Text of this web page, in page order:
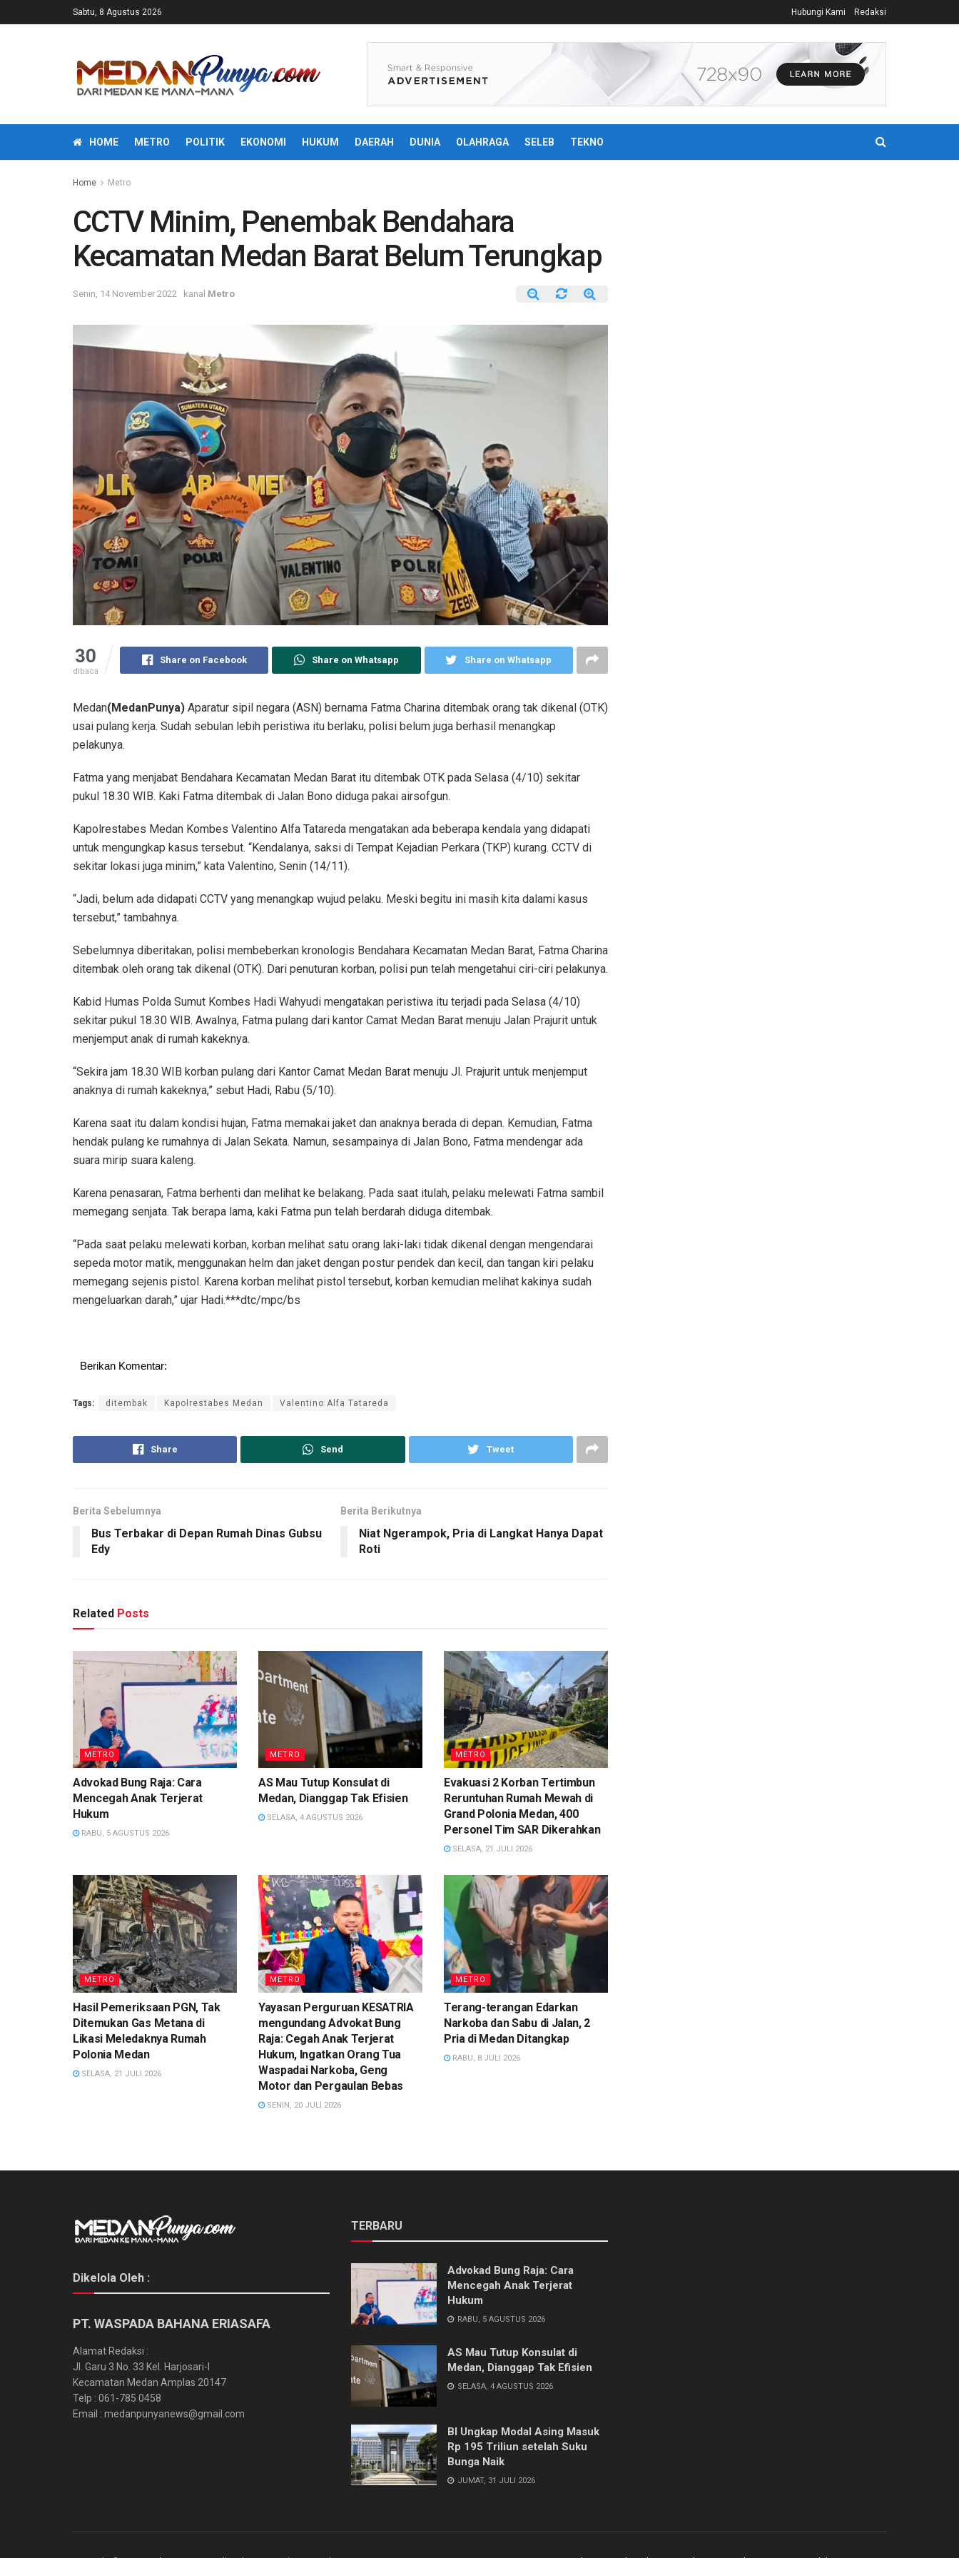
Sabtu, 8 Agustus 2026 Hubungi Kami Redaksi
HOME METRO POLITIK EKONOMI HUKUM DAERAH DUNIA OLAHRAGA SELEB TEKNO
Home Metro
CCTV Minim, Penembak Bendahara
Kecamatan Medan Barat Belum Terungkap
Senin, 14 November 2022 kanal Metro
30
dibaca
Share on Facebook Share on Whatsapp Share on Whatsapp
Medan(MedanPunya) Aparatur sipil negara (ASN) bernama Fatma Charina ditembak orang tak dikenal (OTK)
usai pulang kerja. Sudah sebulan lebih peristiwa itu berlaku, polisi belum juga berhasil menangkap
pelakunya.
Fatma yang menjabat Bendahara Kecamatan Medan Barat itu ditembak OTK pada Selasa (4/10) sekitar
pukul 18.30 WIB. Kaki Fatma ditembak di Jalan Bono diduga pakai airsofgun.
Kapolrestabes Medan Kombes Valentino Alfa Tatareda mengatakan ada beberapa kendala yang didapati
untuk mengungkap kasus tersebut. “Kendalanya, saksi di Tempat Kejadian Perkara (TKP) kurang. CCTV di
sekitar lokasi juga minim,” kata Valentino, Senin (14/11).
“Jadi, belum ada didapati CCTV yang menangkap wujud pelaku. Meski begitu ini masih kita dalami kasus
tersebut,” tambahnya.
Sebelumnya diberitakan, polisi membeberkan kronologis Bendahara Kecamatan Medan Barat, Fatma Charina
ditembak oleh orang tak dikenal (OTK). Dari penuturan korban, polisi pun telah mengetahui ciri-ciri pelakunya.
Kabid Humas Polda Sumut Kombes Hadi Wahyudi mengatakan peristiwa itu terjadi pada Selasa (4/10)
sekitar pukul 18.30 WIB. Awalnya, Fatma pulang dari kantor Camat Medan Barat menuju Jalan Prajurit untuk
menjemput anak di rumah kakeknya.
“Sekira jam 18.30 WIB korban pulang dari Kantor Camat Medan Barat menuju Jl. Prajurit untuk menjemput
anaknya di rumah kakeknya,” sebut Hadi, Rabu (5/10).
Karena saat itu dalam kondisi hujan, Fatma memakai jaket dan anaknya berada di depan. Kemudian, Fatma
hendak pulang ke rumahnya di Jalan Sekata. Namun, sesampainya di Jalan Bono, Fatma mendengar ada
suara mirip suara kaleng.
Karena penasaran, Fatma berhenti dan melihat ke belakang. Pada saat itulah, pelaku melewati Fatma sambil
memegang senjata. Tak berapa lama, kaki Fatma pun telah berdarah diduga ditembak.
“Pada saat pelaku melewati korban, korban melihat satu orang laki-laki tidak dikenal dengan mengendarai
sepeda motor matik, menggunakan helm dan jaket dengan postur pendek dan kecil, dan tangan kiri pelaku
memegang sejenis pistol. Karena korban melihat pistol tersebut, korban kemudian melihat kakinya sudah
mengeluarkan darah,” ujar Hadi.***dtc/mpc/bs
Berikan Komentar:
Tags: ditembak Kapolrestabes Medan Valentino Alfa Tatareda
Share Send Tweet
Berita Sebelumnya
Bus Terbakar di Depan Rumah Dinas Gubsu
Edy
Berita Berikutnya
Niat Ngerampok, Pria di Langkat Hanya Dapat
Roti
Related Posts
METRO
Advokad Bung Raja: Cara
Mencegah Anak Terjerat
Hukum
RABU, 5 AGUSTUS 2026
METRO
AS Mau Tutup Konsulat di
Medan, Dianggap Tak Efisien
SELASA, 4 AGUSTUS 2026
METRO
Evakuasi 2 Korban Tertimbun
Reruntuhan Rumah Mewah di
Grand Polonia Medan, 400
Personel Tim SAR Dikerahkan
SELASA, 21 JULI 2026
METRO
Hasil Pemeriksaan PGN, Tak
Ditemukan Gas Metana di
Likasi Meledaknya Rumah
Polonia Medan
SELASA, 21 JULI 2026
METRO
Yayasan Perguruan KESATRIA
mengundang Advokat Bung
Raja: Cegah Anak Terjerat
Hukum, Ingatkan Orang Tua
Waspadai Narkoba, Geng
Motor dan Pergaulan Bebas
SENIN, 20 JULI 2026
METRO
Terang-terangan Edarkan
Narkoba dan Sabu di Jalan, 2
Pria di Medan Ditangkap
RABU, 8 JULI 2026
Dikelola Oleh :
PT. WASPADA BAHANA ERIASAFA
Alamat Redaksi :
Jl. Garu 3 No. 33 Kel. Harjosari-I
Kecamatan Medan Amplas 20147
Telp : 061-785 0458
Email : medanpunyanews@gmail.com
TERBARU
Advokad Bung Raja: Cara
Mencegah Anak Terjerat
Hukum
RABU, 5 AGUSTUS 2026
AS Mau Tutup Konsulat di
Medan, Dianggap Tak Efisien
SELASA, 4 AGUSTUS 2026
BI Ungkap Modal Asing Masuk
Rp 195 Triliun setelah Suku
Bunga Naik
JUMAT, 31 JULI 2026